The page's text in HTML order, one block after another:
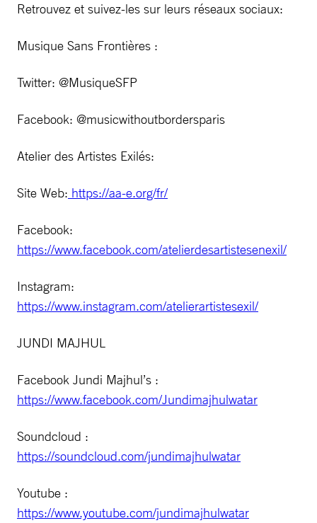
Retrouvez et suivez-les sur leurs réseaux sociaux:
Musique Sans Frontières :
Twitter: @MusiqueSFP
Facebook: @musicwithoutbordersparis
Atelier des Artistes Exilés:
Site Web: https://aa-e.org/fr/
Facebook:
https://www.facebook.com/atelierdesartistesenexil/
Instagram:
https://www.instagram.com/atelierartistesexil/
JUNDI MAJHUL
Facebook Jundi Majhul’s :
https://www.facebook.com/Jundimajhulwatar
Soundcloud :
https://soundcloud.com/jundimajhulwatar
Youtube :
https://www.youtube.com/jundimajhulwatar